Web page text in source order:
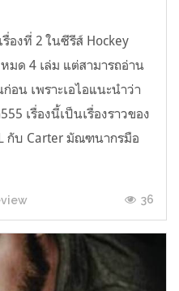
รื่องที่ 2 ในซีรีส์ Hockey
มด 4 เล่ม แต่สามารถอ่าน
อน เพราะเอไอแนะนำว่า
เรื่องนี้เป็นเรื่องราวของ
กับ Carter มัณฑนากรมือ
36